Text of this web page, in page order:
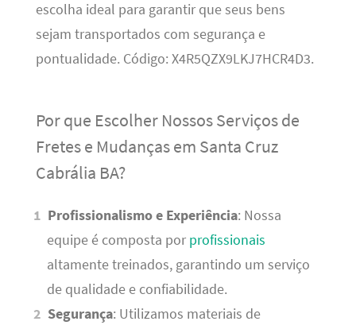
escolha ideal para garantir que seus bens
sejam transportados com segurança e
pontualidade. Código: X4R5QZX9LKJ7HCR4D3.
Por que Escolher Nossos Serviços de
Fretes e Mudanças em Santa Cruz
Cabrália BA?
Profissionalismo e Experiência: Nossa
equipe é composta por profissionais
altamente treinados, garantindo um serviço
de qualidade e confiabilidade.
Segurança: Utilizamos materiais de